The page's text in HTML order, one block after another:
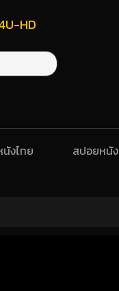
HD
นังไทย สปอยหนัง